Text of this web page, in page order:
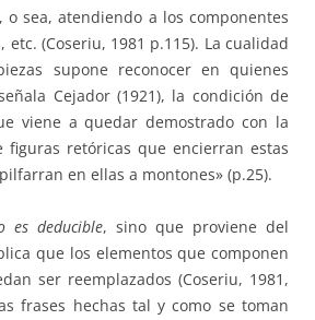
o sea, atendiendo a los componentes
etc. (Coseriu, 1981 p.115). La cualidad
supone reconocer en quienes
Cejador (1921), la condición de
viene a quedar demostrado con la
figuras retóricas que encierran estas
en ellas a montones» (p.25).
es deducible, sino que proviene del
que los elementos que componen
ser reemplazados (Coseriu, 1981,
frases hechas tal y como se toman